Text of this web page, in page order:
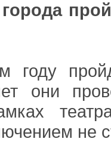
году
они
не